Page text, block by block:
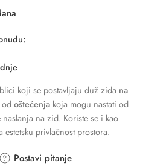
koji se postavljaju duž zida na
odoštećenja koja mogu nastati od
na zid. Koriste se i kao
estetsku privlačnost prostora.
Postavi pitanje